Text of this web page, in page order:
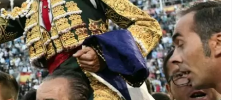
fêtes en photos
17/07/2026 Tertulias